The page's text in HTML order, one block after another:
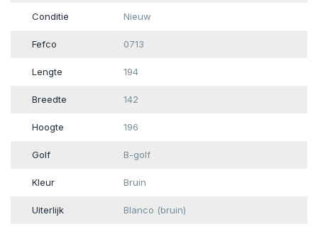
Conditie Nieuw
Fefco 0713
Lengte 194
Breedte 142
Hoogte 196
Golf B-golf
Kleur Bruin
Uiterlijk Blanco (bruin)